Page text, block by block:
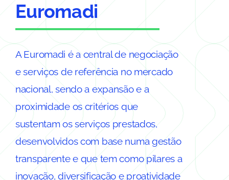
Euromadi
A Euromadi é a central de negociação
e serviços de referência no mercado
nacional, sendo a expansão e a
proximidade os critérios que
sustentam os serviços prestados,
desenvolvidos com base numa gestão
transparente e que tem como pilares a
inovação, diversificação e proatividade